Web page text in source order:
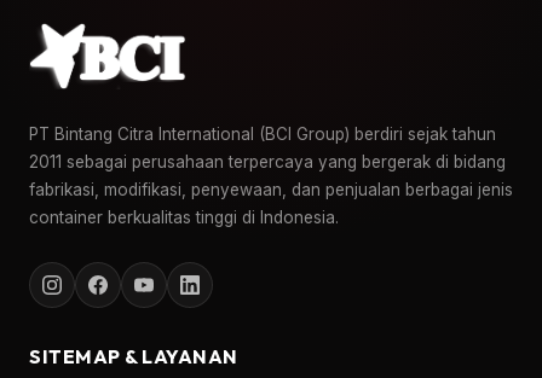
PT Bintang Citra International (BCI Group) berdiri sejak tahun
2011 sebagai perusahaan terpercaya yang bergerak di bidang
fabrikasi, modifikasi, penyewaan, dan penjualan berbagai jenis
container berkualitas tinggi di Indonesia.
SITEMAP & LAYANAN